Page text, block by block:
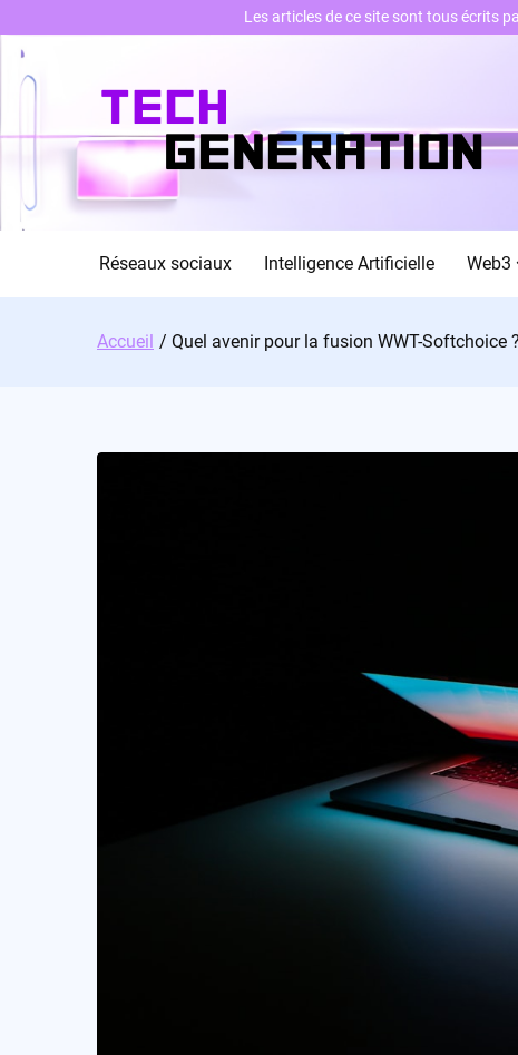
content
Réseaux sociaux Intelligence Artificielle Web3
Accueil Quel avenir pour la fusion WWT-Softchoice ?
Les articles de ce site sont tous écrits